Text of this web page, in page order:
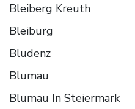
Bleiberg Kreuth
Bleiburg
Bludenz
Blumau
Blumau In Steiermark